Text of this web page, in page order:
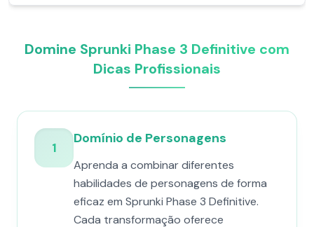
Domine Sprunki Phase 3 Definitive com
Dicas Profissionais
1
Domínio de Personagens
Aprenda a combinar diferentes
habilidades de personagens de forma
eficaz em Sprunki Phase 3 Definitive.
Cada transformação oferece